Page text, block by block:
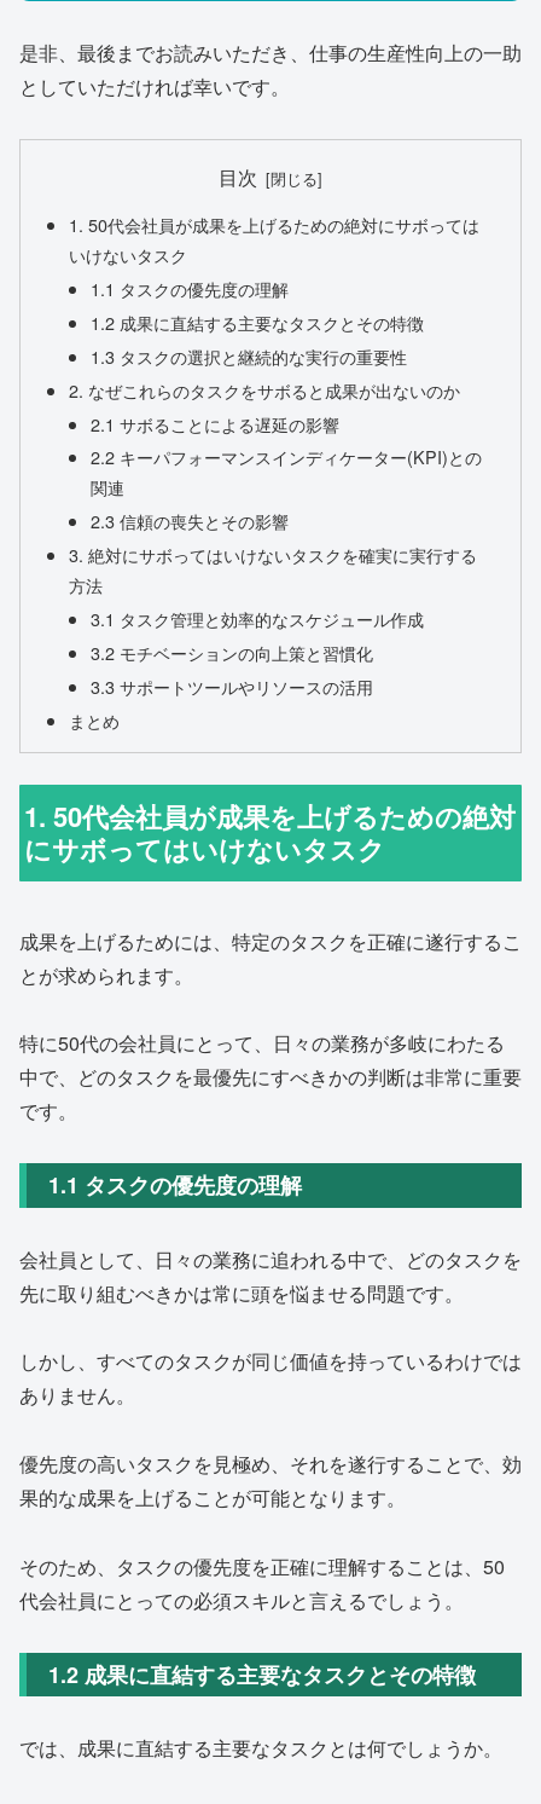
是非、最後までお読みいただき、仕事の生産性向上の一助
としていただければ幸いです。
目次
1. 50代会社員が成果を上げるための絶対にサボっては
いけないタスク
1.1 タスクの優先度の理解
1.2 成果に直結する主要なタスクとその特徴
1.3 タスクの選択と継続的な実行の重要性
2. なぜこれらのタスクをサボると成果が出ないのか
2.1 サボることによる遅延の影響
2.2 キーパフォーマンスインディケーター(KPI)との
関連
2.3 信頼の喪失とその影響
3. 絶対にサボってはいけないタスクを確実に実行する
方法
3.1 タスク管理と効率的なスケジュール作成
3.2 モチベーションの向上策と習慣化
3.3 サポートツールやリソースの活用
まとめ
1. 50代会社員が成果を上げるための絶対
にサボってはいけないタスク
成果を上げるためには、特定のタスクを正確に遂行するこ
とが求められます。
特に50代の会社員にとって、日々の業務が多岐にわたる
中で、どのタスクを最優先にすべきかの判断は非常に重要
です。
1.1 タスクの優先度の理解
会社員として、日々の業務に追われる中で、どのタスクを
先に取り組むべきかは常に頭を悩ませる問題です。
しかし、すべてのタスクが同じ価値を持っているわけでは
ありません。
優先度の高いタスクを見極め、それを遂行することで、効
果的な成果を上げることが可能となります。
そのため、タスクの優先度を正確に理解することは、50
代会社員にとっての必須スキルと言えるでしょう。
1.2 成果に直結する主要なタスクとその特徴
では、成果に直結する主要なタスクとは何でしょうか。